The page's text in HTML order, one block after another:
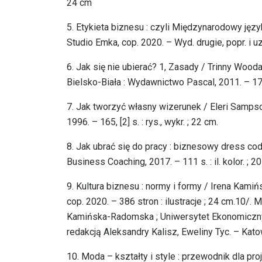
24 cm
5. Etykieta biznesu : czyli Międzynarodowy
Studio Emka, cop. 2020. – Wyd. drugie, popr. i
6. Jak się nie ubierać? 1, Zasady / Trinny
Bielsko-Biała : Wydawnictwo Pascal, 2011. –
7. Jak tworzyć własny wizerunek / Eleri
1996. – 165, [2] s. : rys., wykr. ; 22 cm.
8. Jak ubrać się do pracy : biznesowy dress
Business Coaching, 2017. – 111 s. : il. kolor. ;
9. Kultura biznesu : normy i formy / Irena
cop. 2020. – 386 stron : ilustracje ; 24 cm.10/.
Kamińska-Radomska ; Uniwersytet
redakcją Aleksandry Kalisz, Eweliny Tyc. –
10. Moda – kształty i style : przewodnik dla